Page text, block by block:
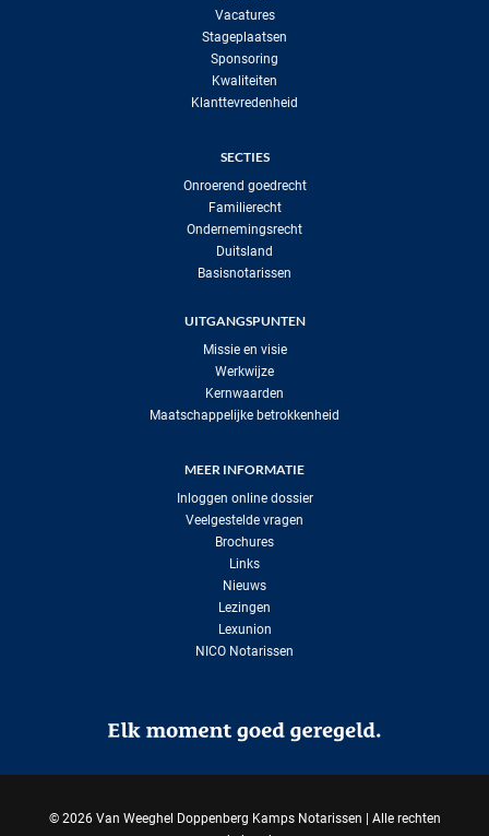
Vacatures
Stageplaatsen
Sponsoring
Kwaliteiten
Klanttevredenheid
SECTIES
Onroerend goedrecht
Familierecht
Ondernemingsrecht
Duitsland
Basisnotarissen
UITGANGSPUNTEN
Missie en visie
Werkwijze
Kernwaarden
Maatschappelijke betrokkenheid
MEER INFORMATIE
Inloggen online dossier
Veelgestelde vragen
Brochures
Links
Nieuws
Lezingen
Lexunion
NICO Notarissen
© 2026 Van Weeghel Doppenberg Kamps Notarissen | Alle rechten